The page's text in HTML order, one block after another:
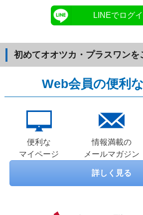
LINEでログ
初めてオオツカ・プラスワンを
Web会員の便利
便利な
マイページ
情報満載の
メールマガジン
詳しく見る